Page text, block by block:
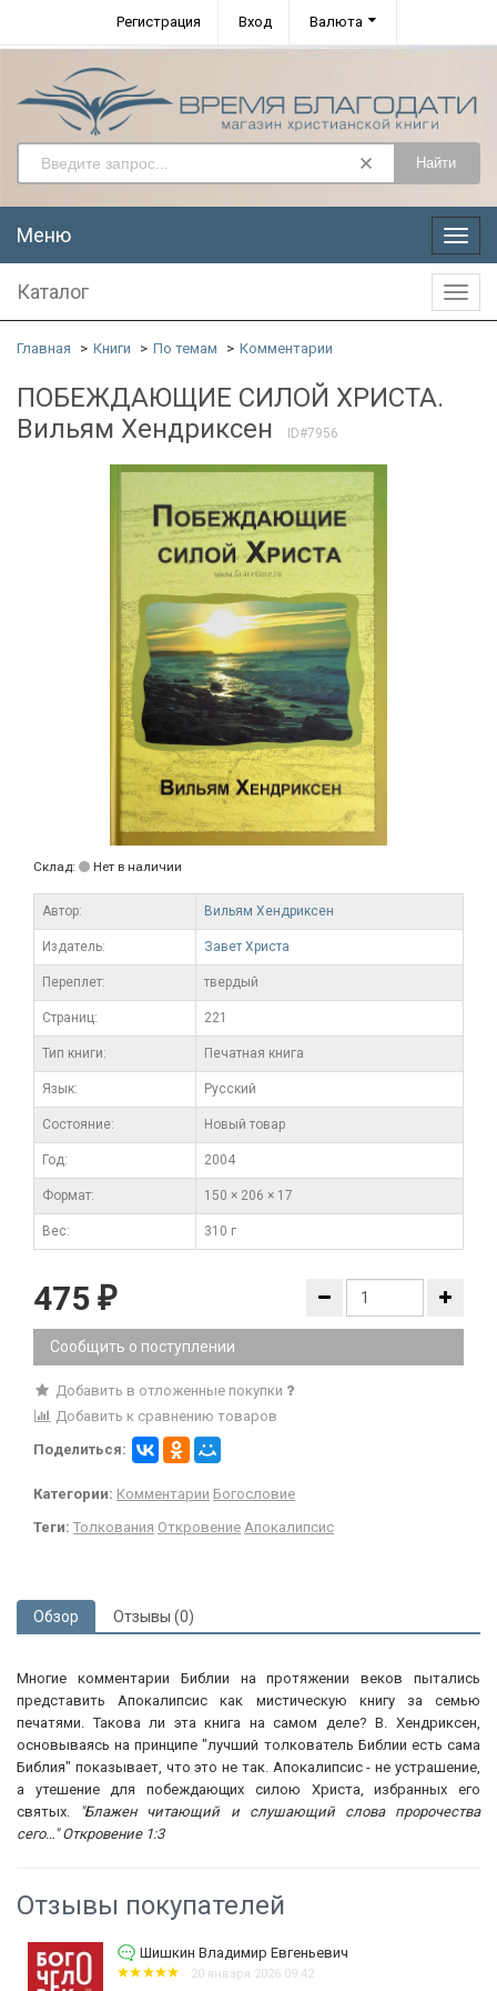
Регистрация Вход Валюта
Найти
Меню
Меню
Каталог
Главная Книги По темам Комментарии
ПОБЕЖДАЮЩИЕ СИЛОЙ ХРИСТА.
Вильям Хендриксен
ID#7956
Склад: Нет в наличии
Автор: Вильям Хендриксен
Издатель: Завет Христа
Переплет: твердый
Cтраниц: 221
Тип книги: Печатная книга
Язык: Русский
Состояние: Новый товар
Год: 2004
Формат: 150 × 206 × 17
Вес: 310 г
475 ₽
Сообщить о поступлении
Добавить в отложенные покупки
Добавить к сравнению товаров
Поделиться:
Категории: Комментарии Богословие
Теги: Толкования Откровение Апокалипсис
Обзор Отзывы (0)
Многие комментарии Библии на протяжении веков пытались
представить Апокалипсис как мистическую книгу за семью
печатями. Такова ли эта книга на самом деле? В. Хендриксен,
основываясь на принципе "лучший толкователь Библии есть сама
Библия" показывает, что это не так. Апокалипсис - не устрашение,
а утешение для побеждающих силою Христа, избранных его
святых.
"Блажен читающий и слушающий слова пророчества
сего…" Откровение 1:3
Отзывы покупателей
Шишкин Владимир Евгеньевич
20 января 2026 09:42